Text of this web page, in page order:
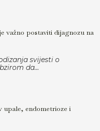
važno postaviti dijagnozu na
svijesti o
da...
endometrioze i